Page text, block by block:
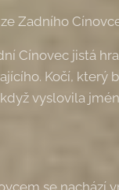
Zadního
Cínovec jistá
Kočí, který
vyslovila
se nachází